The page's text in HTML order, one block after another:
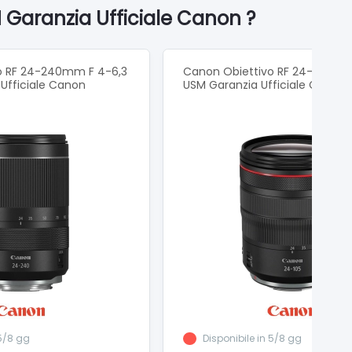
sotto controllo la temperatura dell'obiettivo anche
Ufficiale Canon ?
24-240mm F 4-6,3
Ufficiale Canon
8 gg
Canon Obiettivo RF 24-105mm
USM Garanzia Ufficiale Canon
Disponibile in 5/8 gg